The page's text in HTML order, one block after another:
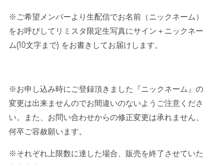
※ご希望メンバーより生配信でお名前（ニックネーム）
をお呼びしてリミスタ限定生写真にサイン＋ニックネー
ム(10文字まで) をお書きしてお届けします。
※お申し込み時にご登録頂きました『ニックネーム』の
変更は出来ませんのでお間違いのないようご注意くださ
い。また、お問い合わせからの修正変更は承れません、
何卒ご容赦願います。
※それぞれ上限数に達した場合、販売を終了させていた